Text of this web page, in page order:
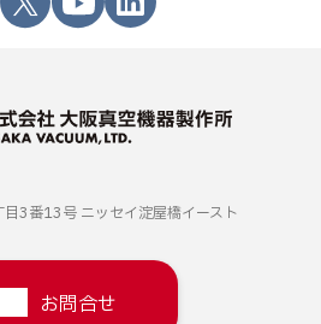
目3番13号 ニッセイ淀屋橋イースト
お問合せ